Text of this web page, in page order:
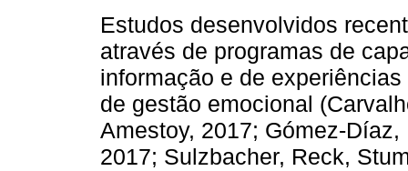
Estudos desenvolvidos
através de programas de
informação e de
de gestão emocional
Amestoy, 2017; Gómez-
2017; Sulzbacher, Reck,